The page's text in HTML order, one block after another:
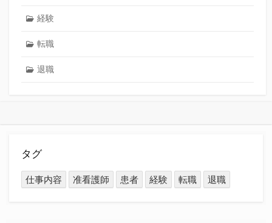
経験
転職
退職
タグ
仕事内容 准看護師 患者 経験 転職 退職